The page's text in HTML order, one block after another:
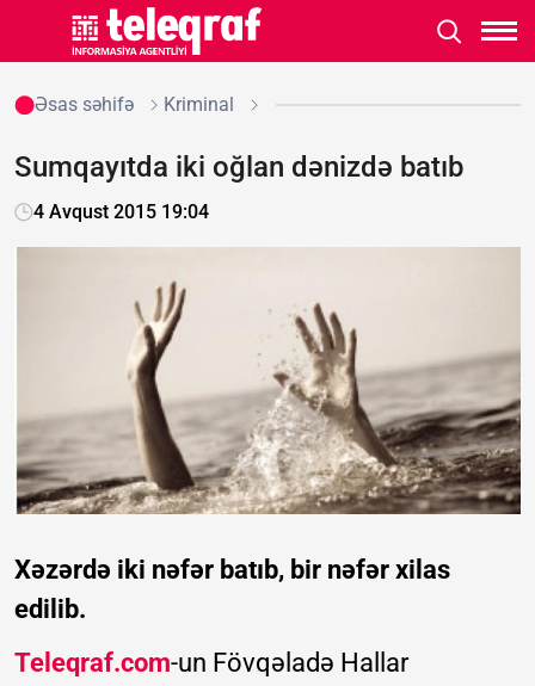
Əsas səhifə Kriminal
Sumqayıtda iki oğlan dənizdə batıb
4 Avqust 2015 19:04
Xəzərdə iki nəfər batıb, bir nəfər xilas
edilib.
Teleqraf.com-un Fövqəladə Hallar